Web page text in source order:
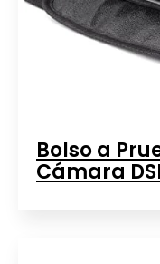
Bolso a
Cámara